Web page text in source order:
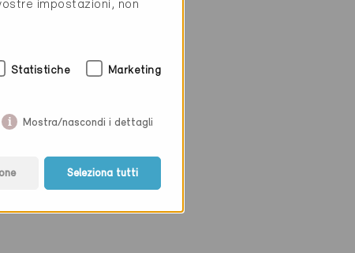
impostazioni, non
Statistiche Marketing
Mostra/nascondi i dettagli
Seleziona tutti